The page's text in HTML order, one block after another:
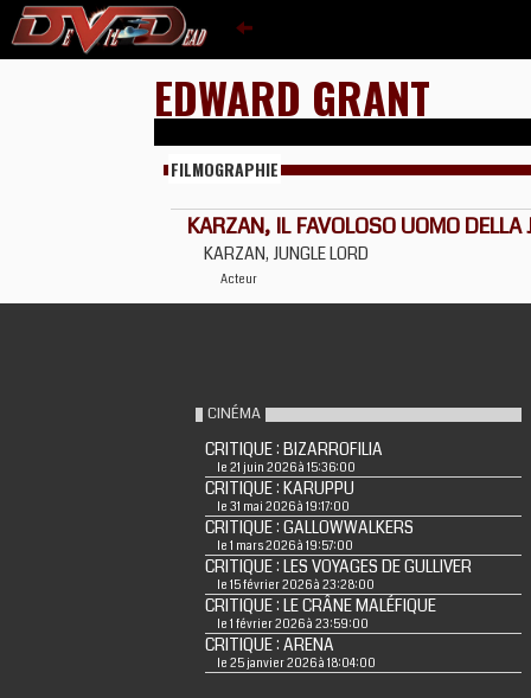
EDWARD GRANT
FILMOGRAPHIE
KARZAN, IL FAVOLOSO UOMO DELLA
KARZAN, JUNGLE LORD
Acteur
CINÉMA
CRITIQUE : BIZARROFILIA
le 21 juin 2026 à 15:36:00
CRITIQUE : KARUPPU
le 31 mai 2026 à 19:17:00
CRITIQUE : GALLOWWALKERS
le 1 mars 2026 à 19:57:00
CRITIQUE : LES VOYAGES DE GULLIVER
le 15 février 2026 à 23:28:00
CRITIQUE : LE CRÂNE MALÉFIQUE
le 1 février 2026 à 23:59:00
CRITIQUE : ARENA
le 25 janvier 2026 à 18:04:00